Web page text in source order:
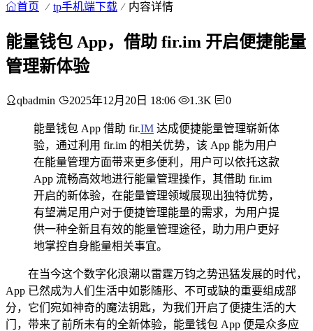
首页 tp手机端下载 内容详情
能量钱包 App，借助 fir.im 开启便捷能量
管理新体验
qbadmin 2025年12月20日 18:06 1.3K 0
能量钱包 App 借助 fir.IM 达成便捷能量管理崭新体
验，通过利用 fir.im 的相关优势，该 App 能为用户
在能量管理方面带来更多便利，用户可以依托这款
App 流畅高效地进行能量管理操作，其借助 fir.im
开启的新体验，在能量管理领域展现出独特优势，
有望满足用户对于便捷管理能量的需求，为用户提
供一种全新且有效的能量管理途径，助力用户更好
地掌控自身能量相关事宜。
在当今这个数字化浪潮以雷霆万钧之势迅猛发展的时代，
App 已然成为人们生活中如影随形、不可或缺的重要组成部
分，它们宛如神奇的魔法钥匙，为我们开启了便捷生活的大
门，带来了前所未有的全新体验，能量钱包 App 便是众多应